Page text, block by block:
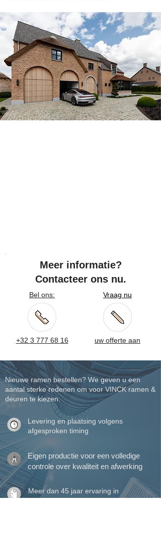
Meer informatie?
Contacteer ons nu.
Bel ons:
+32 3 777 68 16
Vraag nu
uw offerte aan
Nieuwe ramen bestellen? We geven u een
aantal sterke redenen om voor VINCK ramen &
deuren te kiezen.
Levering en plaatsing volgens
afgesproken timing
Eigen productie voor een volledige
controle over kwaliteit en afwerking
Meer dan 45 jaar ervaring in
vakmanschap en maatwerk